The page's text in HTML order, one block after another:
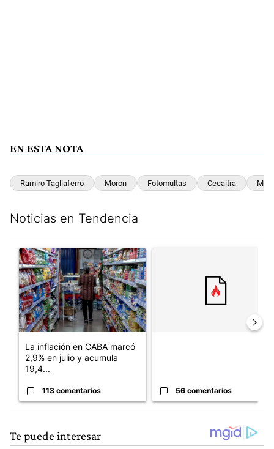
EN ESTA NOTA
Ramiro Tagliaferro Moron Fotomultas Cecaitra Mar
Noticias en Tendencia
Un artículo de tendencia con el título "La inflación en CABA
La inflación en CABA marcó
2,9% en julio y acumula
19,4...
113 comentarios 56 comentarios